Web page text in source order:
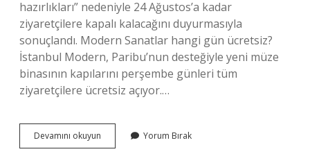
hazırlıkları” nedeniyle 24 Ağustos’a kadar
ziyaretçilere kapalı kalacağını duyurmasıyla
sonuçlandı. Modern Sanatlar hangi gün ücretsiz?
İstanbul Modern, Paribu’nun desteğiyle yeni müze
binasının kapılarını perşembe günleri tüm
ziyaretçilere ücretsiz açıyor.…
Devamını okuyun
Giriş
Yorum Bırak